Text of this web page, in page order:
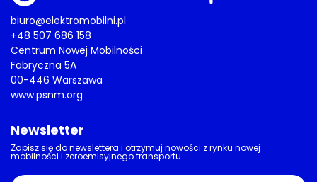
biuro@elektromobilni.pl
+48 507 686 158
Centrum Nowej Mobilności
Fabryczna 5A
00-446 Warszawa
www.psnm.org
Newsletter
Zapisz się do newslettera i otrzymuj nowości z rynku nowej
mobilności i zeroemisyjnego transportu